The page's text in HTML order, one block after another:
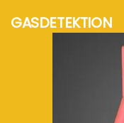
GASDETEKTION